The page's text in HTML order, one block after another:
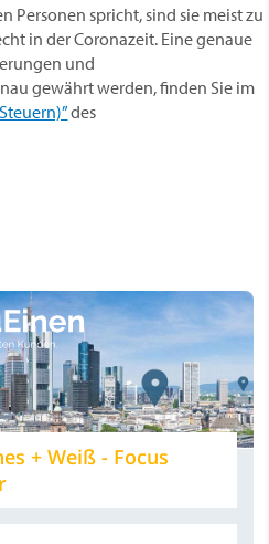
Personen spricht, sind sie meist zu
in der Coronazeit. Eine genaue
und
gewährt werden, finden Sie im
des
+ Weiß - Focus